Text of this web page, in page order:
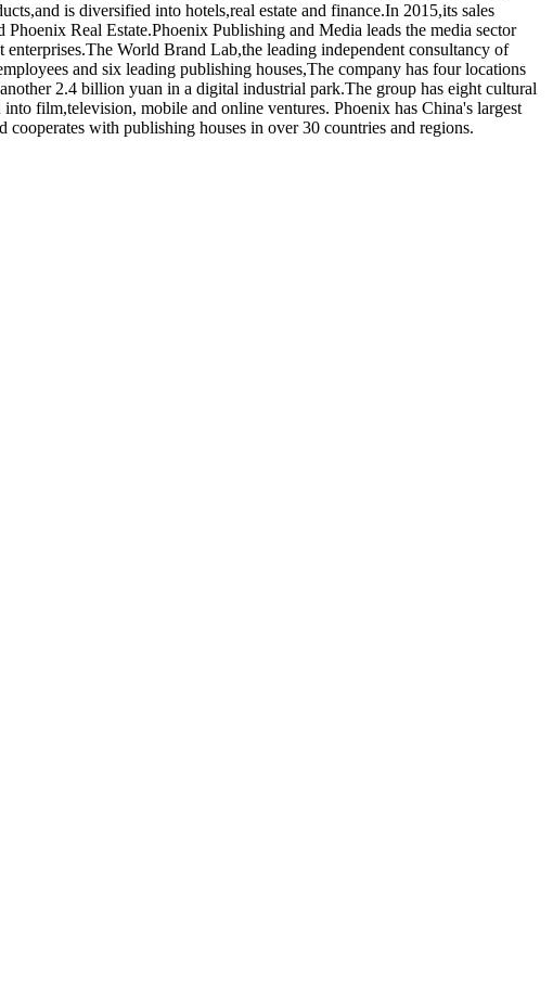
is diversified into hotels,real estate and finance.In 2015,its sales
Real Estate.Phoenix Publishing and Media leads the media sector
World Brand Lab,the leading independent consultancy of
and six leading publishing houses,The company has four locations
2.4 billion yuan in a digital industrial park.The group has eight cultural
film,television, mobile and online ventures. Phoenix has China's largest
with publishing houses in over 30 countries and regions.